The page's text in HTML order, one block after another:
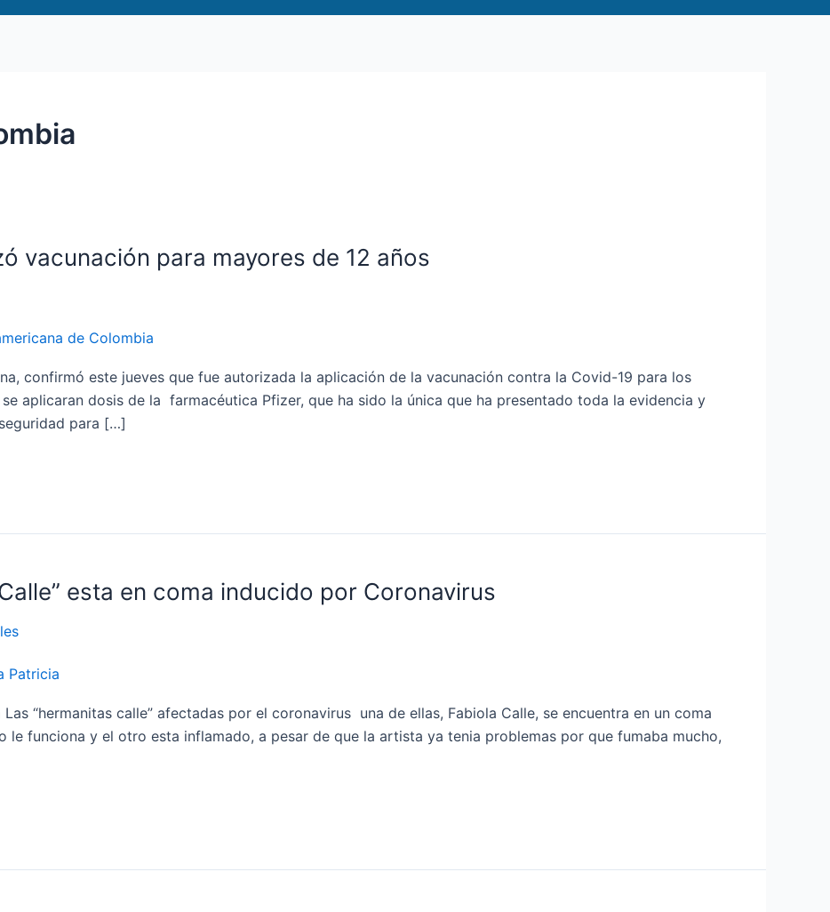
vacunación para mayores de 12 años
de Colombia
confirmó este jueves que fue autorizada la aplicación de la vacunación contra la Covid-19 para los
aplicaran dosis de la farmacéutica Pfizer, que ha sido la única que ha presentado toda la evidencia y
para […]
esta en coma inducido por Coronavirus
Patricia
“hermanitas calle” afectadas por el coronavirus una de ellas, Fabiola Calle, se encuentra en un coma
le funciona y el otro esta inflamado, a pesar de que la artista ya tenia problemas por que fumaba mucho,